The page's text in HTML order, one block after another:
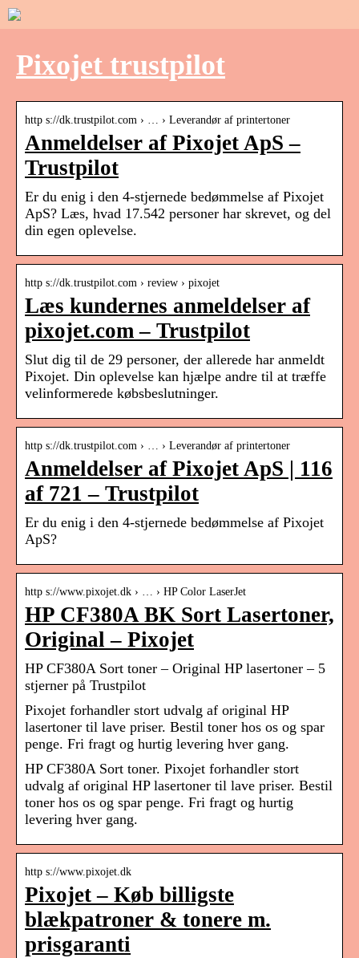
Pixojet trustpilot
http s://dk.trustpilot.com › … › Leverandør af printertoner
Anmeldelser af Pixojet ApS –
Trustpilot
Er du enig i den 4-stjernede bedømmelse af Pixojet
ApS? Læs, hvad 17.542 personer har skrevet, og del
din egen oplevelse.
http s://dk.trustpilot.com › review › pixojet
Læs kundernes anmeldelser af
pixojet.com – Trustpilot
Slut dig til de 29 personer, der allerede har anmeldt
Pixojet. Din oplevelse kan hjælpe andre til at træffe
velinformerede købsbeslutninger.
http s://dk.trustpilot.com › … › Leverandør af printertoner
Anmeldelser af Pixojet ApS | 116
af 721 – Trustpilot
Er du enig i den 4-stjernede bedømmelse af Pixojet
ApS?
http s://www.pixojet.dk › … › HP Color LaserJet
HP CF380A BK Sort Lasertoner,
Original – Pixojet
HP CF380A Sort toner – Original HP lasertoner – 5
stjerner på Trustpilot
Pixojet forhandler stort udvalg af original HP
lasertoner til lave priser. Bestil toner hos os og spar
penge. Fri fragt og hurtig levering hver gang.
HP CF380A Sort toner. Pixojet forhandler stort
udvalg af original HP lasertoner til lave priser. Bestil
toner hos os og spar penge. Fri fragt og hurtig
levering hver gang.
http s://www.pixojet.dk
Pixojet – Køb billigste
blækpatroner & tonere m.
prisgaranti